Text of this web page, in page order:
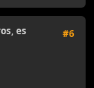
#6
es